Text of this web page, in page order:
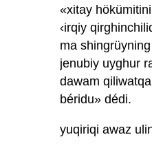
«xitay
‹irqiy
ma
jenubiy uyghur
dawam
béridu» dédi.
yuqiriqi awaz